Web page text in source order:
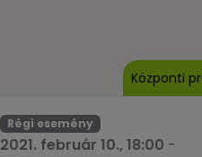
Központi
Régi esemény
2021. február 10., 18:00 -